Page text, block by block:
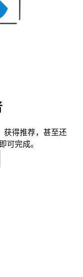
得推荐，甚至还
完成。